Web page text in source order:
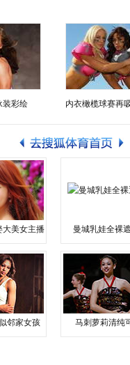
装彩绘 内衣橄榄球赛再
大美女主播 曼城乳娃全裸
邻家女孩 马刺萝莉清纯